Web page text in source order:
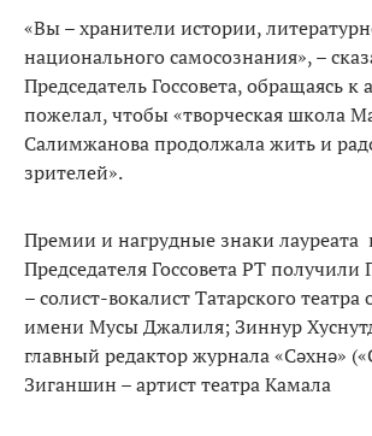
«Вы – хранители истории,
национального самосознания», –
Председатель Госсовета, обращаясь к
пожелал, чтобы «творческая школа
Салимжанова продолжала жить и
зрителей».
Премии и нагрудные знаки лауреата
Председателя Госсовета РТ получили
– солист-вокалист Татарского
имени Мусы Джалиля; Зиннур
главный редактор журнала «Сәхнә»
Зиганшин – артист театра Камала